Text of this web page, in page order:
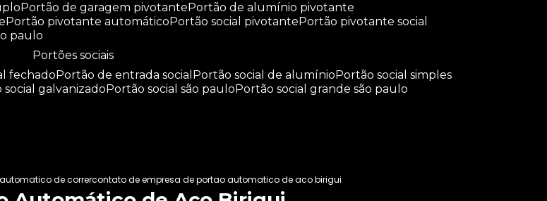
portão de garagem pivotante
portão de alumínio pivotante
portão pivotante automático portão social pivotante
portão pivotante social
paulo
portões sociais
fechado portão de entrada social portão social de alumínio
portão social simples
social galvanizado portão social são paulo portão social grande são paulo
de corrercontato de empresa de portao automatico de aco birigui